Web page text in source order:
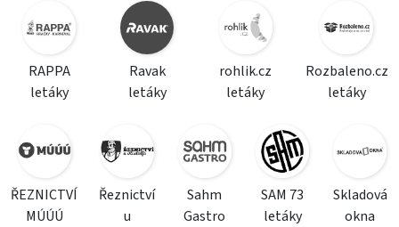
RAPPA
letáky
Ravak
letáky
rohlik.cz
letáky
Rozbaleno.cz
letáky
ŘEZNICTVÍ
MÚÚÚ
Řeznictví
u
Sahm
Gastro
SAM 73
letáky
Skladová
okna